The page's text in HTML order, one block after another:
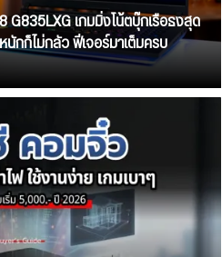
G835LXG เกมมิ่งโน้ตบุ๊กเรือธงสุด
กก็ไม่กลัว ฟีเจอร์มาเต็มครบ